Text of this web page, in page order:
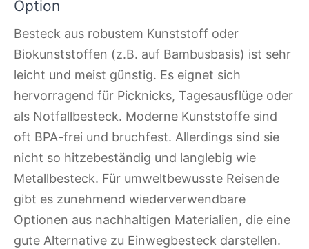
Option
Besteck aus robustem Kunststoff oder
Biokunststoffen (z.B. auf Bambusbasis) ist sehr
leicht und meist günstig. Es eignet sich
hervorragend für Picknicks, Tagesausflüge oder
als Notfallbesteck. Moderne Kunststoffe sind
oft BPA-frei und bruchfest. Allerdings sind sie
nicht so hitzebeständig und langlebig wie
Metallbesteck. Für umweltbewusste Reisende
gibt es zunehmend wiederverwendbare
Optionen aus nachhaltigen Materialien, die eine
gute Alternative zu Einwegbesteck darstellen.